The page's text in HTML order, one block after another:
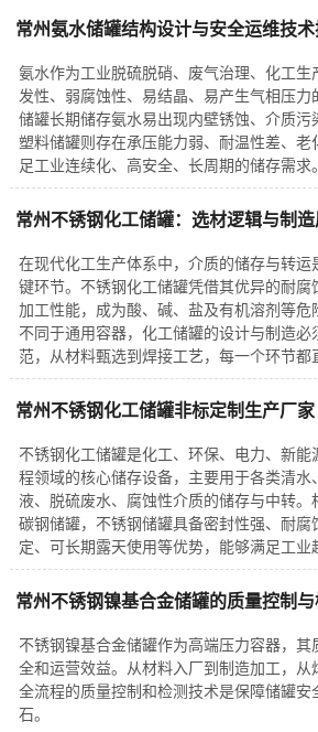
常州氨水储罐结构设计与安全运维技
氨水作为工业脱硫脱硝、废气治理、化工生
发性、弱腐蚀性、易结晶、易产生气相压力
储罐长期储存氨水易出现内壁锈蚀、介质污
塑料储罐则存在承压能力弱、耐温性差、老
足工业连续化、高安全、长周期的储存需
常州不锈钢化工储罐：选材逻辑与制造
在现代化工生产体系中，介质的储存与转运
键环节。不锈钢化工储罐凭借其优异的耐腐
加工性能，成为酸、碱、盐及有机溶剂等危
不同于通用容器，化工储罐的设计与制造
范，从材料甄选到焊接工艺，每一个环节
常州不锈钢化工储罐非标定制生产厂家
不锈钢化工储罐是化工、环保、电力、新能
程领域的核心储存设备，主要用于各类清水
液、脱硫废水、腐蚀性介质的储存与中转。
碳钢储罐，不锈钢储罐具备密封性强、耐腐
定、可长期露天使用等优势，能够满足工
常州不锈钢镍基合金储罐的质量控制
不锈钢镍基合金储罐作为高端压力容器，其
全和运营效益。从材料入厂到制造加工，从
全流程的质量控制和检测技术是保障储罐安
石。